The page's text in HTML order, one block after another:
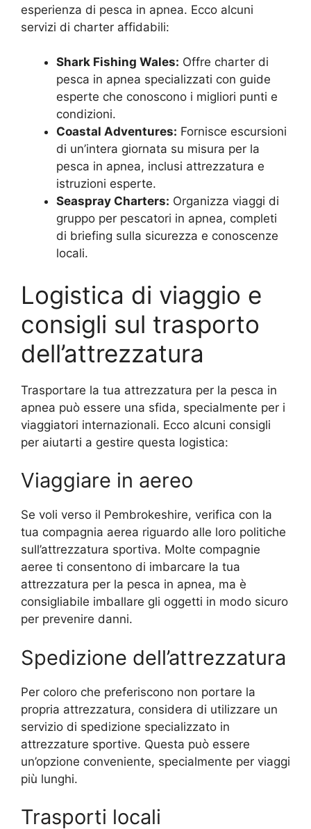
esperienza di pesca in apnea. Ecco alcuni
servizi di charter affidabili:
Shark Fishing Wales: Offre charter di
pesca in apnea specializzati con guide
esperte che conoscono i migliori punti e
condizioni.
Coastal Adventures: Fornisce escursioni
di un’intera giornata su misura per la
pesca in apnea, inclusi attrezzatura e
istruzioni esperte.
Seaspray Charters: Organizza viaggi di
gruppo per pescatori in apnea, completi
di briefing sulla sicurezza e conoscenze
locali.
Logistica di viaggio e
consigli sul trasporto
dell’attrezzatura
Trasportare la tua attrezzatura per la pesca in
apnea può essere una sfida, specialmente per i
viaggiatori internazionali. Ecco alcuni consigli
per aiutarti a gestire questa logistica:
Viaggiare in aereo
Se voli verso il Pembrokeshire, verifica con la
tua compagnia aerea riguardo alle loro politiche
sull’attrezzatura sportiva. Molte compagnie
aeree ti consentono di imbarcare la tua
attrezzatura per la pesca in apnea, ma è
consigliabile imballare gli oggetti in modo sicuro
per prevenire danni.
Spedizione dell’attrezzatura
Per coloro che preferiscono non portare la
propria attrezzatura, considera di utilizzare un
servizio di spedizione specializzato in
attrezzature sportive. Questa può essere
un’opzione conveniente, specialmente per viaggi
più lunghi.
Trasporti locali